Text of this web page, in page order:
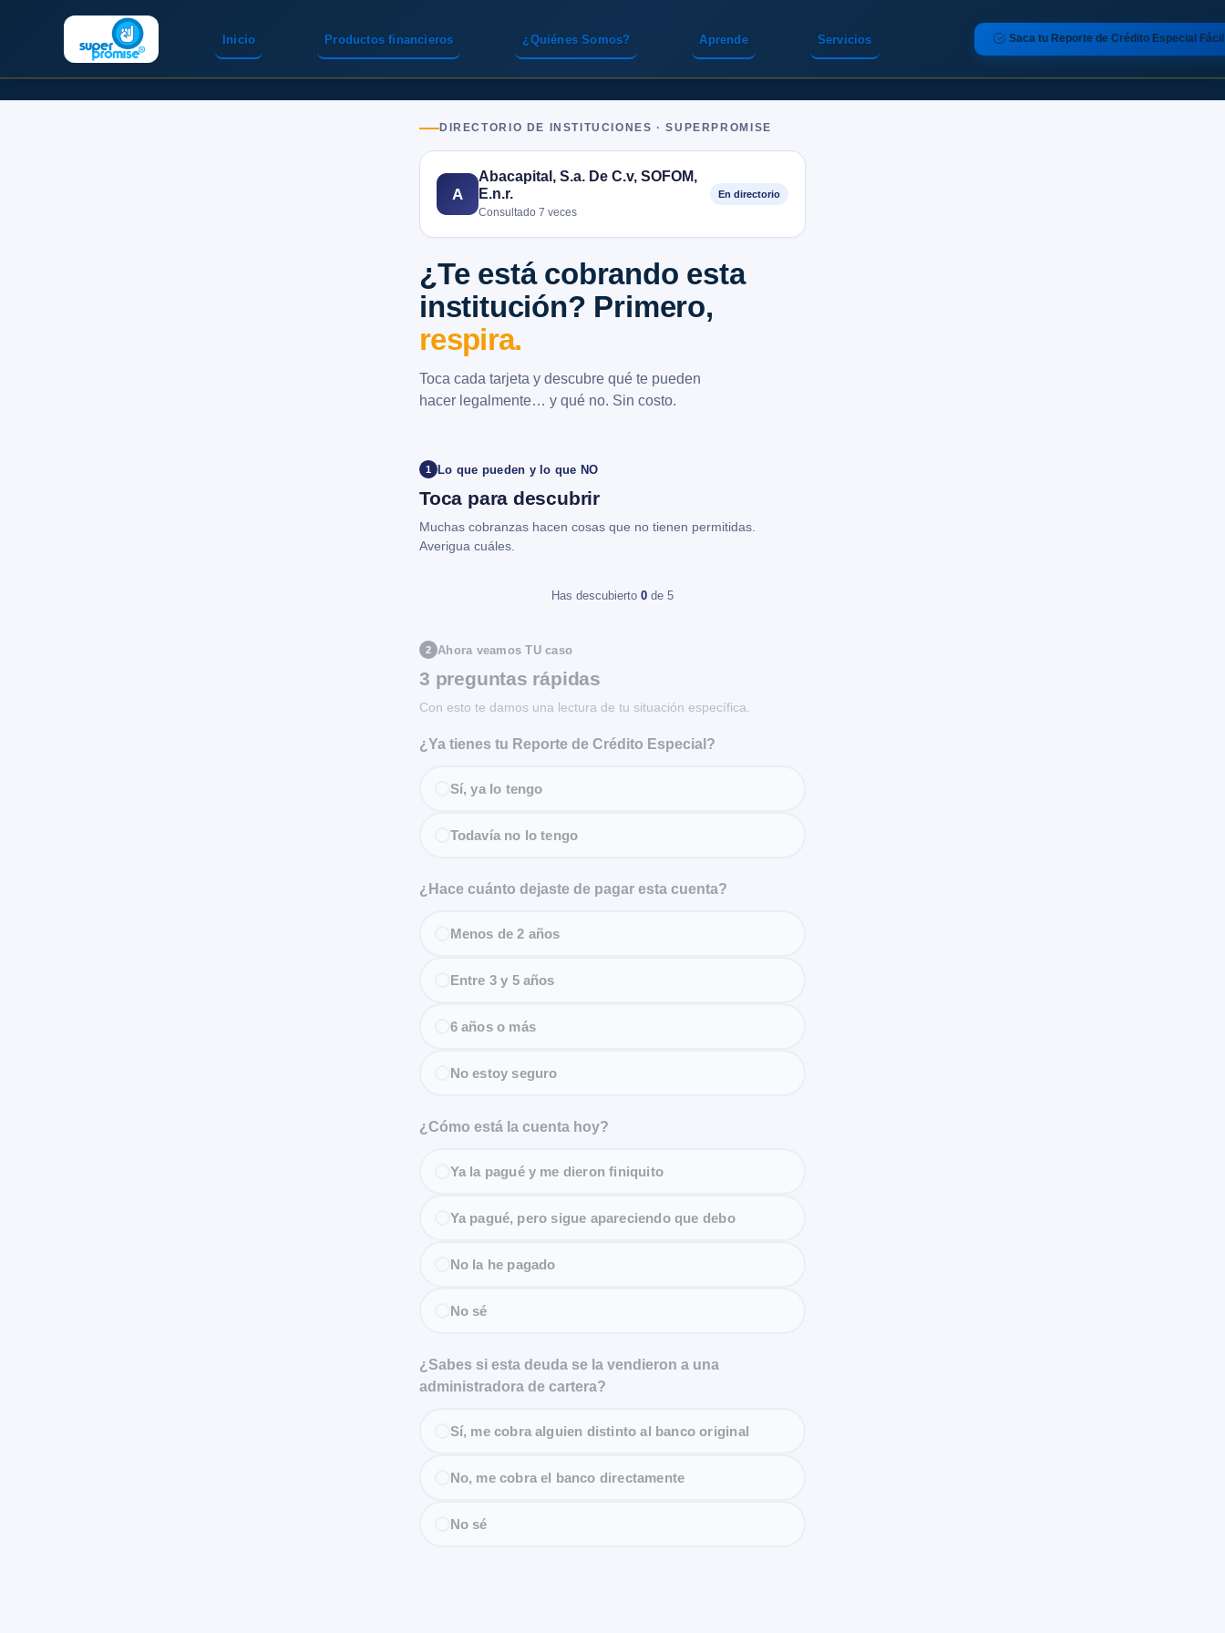
Inicio Servicios
Productos financieros ¿Quiénes Somos? Aprende Saca tu Reporte de Crédito Especial Fácil
DIRECTORIO DE INSTITUCIONES · SUPERPROMISE
A
Abacapital, S.a. De C.v, SOFOM,
E.n.r.
Consultado 7 veces
En directorio
¿Te está cobrando esta
institución? Primero,
respira.
Toca cada tarjeta y descubre qué te pueden
hacer legalmente… y qué no. Sin costo.
1 Lo que pueden y lo que NO
Toca para descubrir
Muchas cobranzas hacen cosas que no tienen permitidas.
Averigua cuáles.
Has descubierto 0 de 5
2 Ahora veamos TU caso
3 preguntas rápidas
Con esto te damos una lectura de tu situación específica.
¿Ya tienes tu Reporte de Crédito Especial?
Sí, ya lo tengo
Todavía no lo tengo
¿Hace cuánto dejaste de pagar esta cuenta?
Menos de 2 años
Entre 3 y 5 años
6 años o más
No estoy seguro
¿Cómo está la cuenta hoy?
Ya la pagué y me dieron finiquito
Ya pagué, pero sigue apareciendo que debo
No la he pagado
No sé
¿Sabes si esta deuda se la vendieron a una
administradora de cartera?
Sí, me cobra alguien distinto al banco original
No, me cobra el banco directamente
No sé